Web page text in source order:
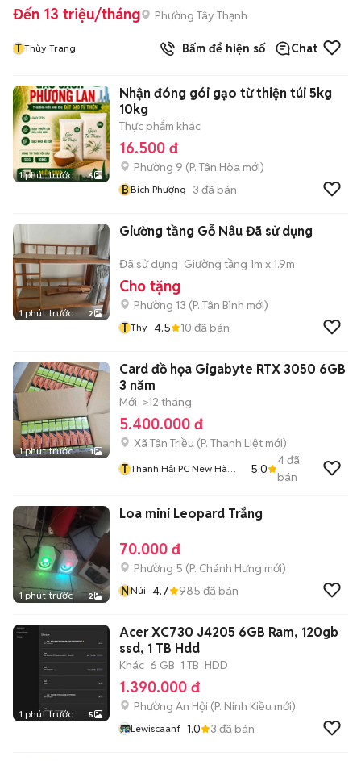
Đến 13 triệu/tháng Phường Tây Thạnh
T Thùy Trang Bấm để hiện số Chat
1 phút trước 6
Nhận đóng gói gạo từ thiện túi 5kg
10kg
Thực phẩm khác
16.500 đ
Phường 9 (P. Tân Hòa mới)
BBích Phượng 3 đã bán
1 phút trước 2
Giường tầng Gỗ Nâu Đã sử dụng
Đã sử dụng Giường tầng 1m x 1.9m
Cho tặng
Phường 13 (P. Tân Bình mới)
T Thy 4.5 10 đã bán
1 phút trước 1
Card đồ họa Gigabyte RTX 3050 6GB
3 năm
Mới >12 tháng
5.400.000 đ
Xã Tân Triều (P. Thanh Liệt mới)
T Thanh Hải PC New Hà
5.0
4đã
bán
1 phút trước 2
Loa mini Leopard Trắng
70.000 đ
Phường 5 (P. Chánh Hưng mới)
NNúi 4.7 985 đã bán
1 phút trước 5
Acer XC730 J4205 6GB Ram, 120gb
ssd, 1 TB Hdd
Khác 6 GB 1 TB HDD
1.390.000 đ
Phường An Hội (P. Ninh Kiều mới)
Lewiscaanf 1.0 3 đã bán